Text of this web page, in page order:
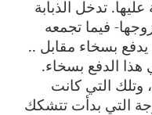
تدخل الذبابة
فيما تجمعه
بسخاء مقابل ..
.
وتلك التي كانت
التي بدأت تتشكك